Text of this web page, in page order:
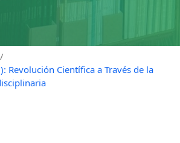
/
Revolución Científica a Través de la